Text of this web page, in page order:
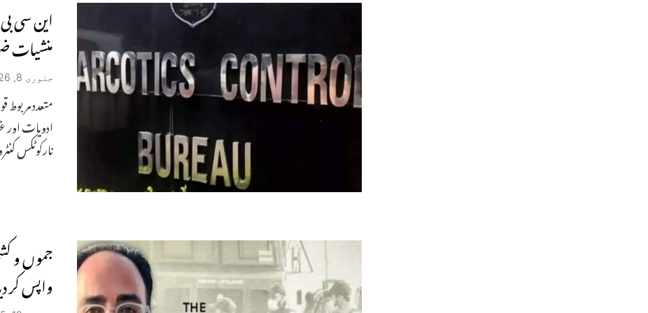
منشیات ضبط کیں، 994
جنوری 8, 2026
متعدد مربوط
ادویات اور
نارکوٹکس
جموں و
واپس کر